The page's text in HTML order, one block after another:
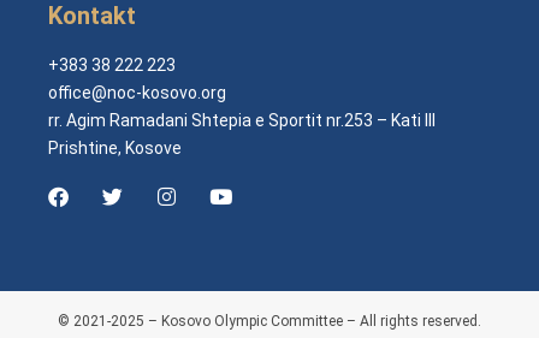
Kontakt
+383 38 222 223
office@noc-kosovo.org
rr. Agim Ramadani Shtepia e Sportit nr.253 – Kati III
Prishtine, Kosove
© 2021-2025 – Kosovo Olympic Committee – All rights reserved.